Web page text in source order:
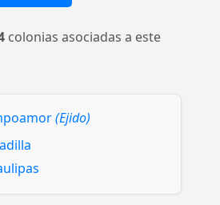
colonias asociadas a este
(Ejido)